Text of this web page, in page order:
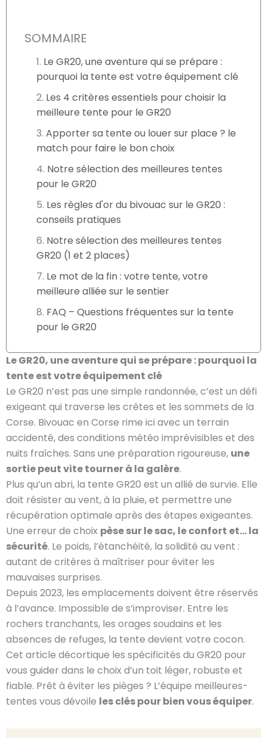
SOMMAIRE
Le GR20, une aventure qui se prépare :
pourquoi la tente est votre équipement clé
Les 4 critères essentiels pour choisir la
meilleure tente pour le GR20
Apporter sa tente ou louer sur place ? le
match pour faire le bon choix
Notre sélection des meilleures tentes
pour le GR20
Les règles d'or du bivouac sur le GR20 :
conseils pratiques
Notre sélection des meilleures tentes
GR20 (1 et 2 places)
Le mot de la fin : votre tente, votre
meilleure alliée sur le sentier
FAQ – Questions fréquentes sur la tente
pour le GR20
Le GR20, une aventure qui se prépare : pourquoi la
tente est votre équipement clé
Le GR20 n’est pas une simple randonnée, c’est un défi
exigeant qui traverse les crêtes et les sommets de la
Corse. Bivouac en Corse rime ici avec un terrain
accidenté, des conditions météo imprévisibles et des
nuits fraîches. Sans une préparation rigoureuse, une
sortie peut vite tourner à la galère.
Plus qu’un abri, la tente GR20 est un allié de survie. Elle
doit résister au vent, à la pluie, et permettre une
récupération optimale après des étapes exigeantes.
Une erreur de choix pèse sur le sac, le confort et… la
sécurité. Le poids, l’étanchéité, la solidité au vent :
autant de critères à maîtriser pour éviter les
mauvaises surprises.
Depuis 2023, les emplacements doivent être réservés
à l’avance. Impossible de s’improviser. Entre les
rochers tranchants, les orages soudains et les
absences de refuges, la tente devient votre cocon.
Cet article décortique les spécificités du GR20 pour
vous guider dans le choix d’un toit léger, robuste et
fiable. Prêt à éviter les pièges ? L’équipe meilleures-
tentes vous dévoile les clés pour bien vous équiper.